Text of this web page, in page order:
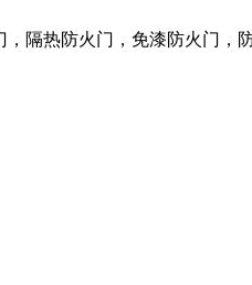
隔热防火门，免漆防火门